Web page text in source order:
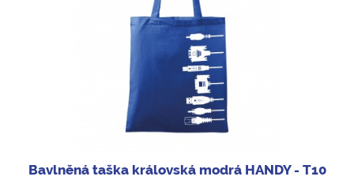
Bavlněná taška královská modrá HANDY - T10